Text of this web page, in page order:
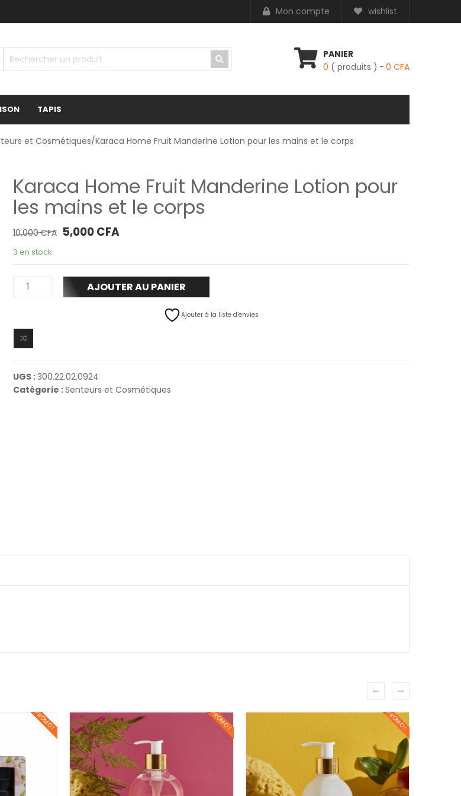
Mon compte wishlist
PANIER
0 ( produits ) 0 CFA
TAPIS
et Cosmétiques/Karaca Home Fruit Manderine Lotion pour les mains et le corps
Karaca Home Fruit Manderine Lotion pour
les mains et le corps
10,000CFA Le prix initial était : 10,000 CFA.
5,000CFA
3 en stock
AJOUTER AU PANIER
Ajouter à la liste d’envies
UGS :300.22.02.0924
Catégorie :Senteurs et Cosmétiques
PROMO ! PROMO !